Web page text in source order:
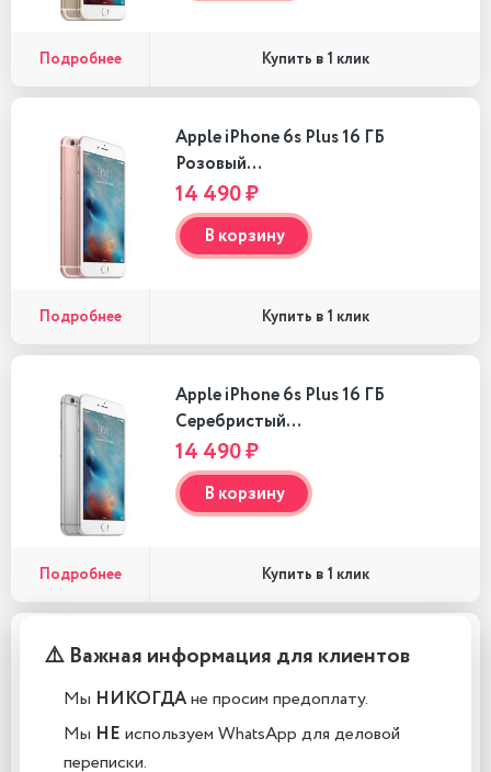
Подробнее Купить в 1 клик
Apple iPhone 6s Plus 16 ГБ
Розовый…
14 490 ₽
В корзину
Подробнее Купить в 1 клик
Apple iPhone 6s Plus 16 ГБ
Серебристый…
14 490 ₽
В корзину
Подробнее Купить в 1 клик
Apple iPhone 6s Plus 16 ГБ Серый
14 490 ₽
В корзину
⚠️ Важная информация для клиентов
Мы НИКОГДАне просим предоплату.
Мы НЕ используем WhatsApp для деловой
переписки.